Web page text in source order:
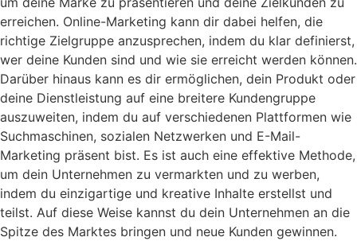
erreichen. Online-Marketing kann dir dabei helfen, die
richtige Zielgruppe anzusprechen, indem du klar definierst,
wer deine Kunden sind und wie sie erreicht werden können.
Darüber hinaus kann es dir ermöglichen, dein Produkt oder
deine Dienstleistung auf eine breitere Kundengruppe
auszuweiten, indem du auf verschiedenen Plattformen wie
Suchmaschinen, sozialen Netzwerken und E-Mail-
Marketing präsent bist. Es ist auch eine effektive Methode,
um dein Unternehmen zu vermarkten und zu werben,
indem du einzigartige und kreative Inhalte erstellst und
teilst. Auf diese Weise kannst du dein Unternehmen an die
Spitze des Marktes bringen und neue Kunden gewinnen.